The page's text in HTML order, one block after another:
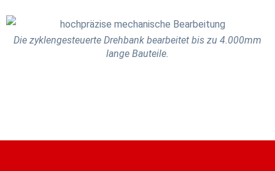
Die zyklengesteuerte Drehbank bearbeitet bis zu 4.000mm
lange Bauteile.